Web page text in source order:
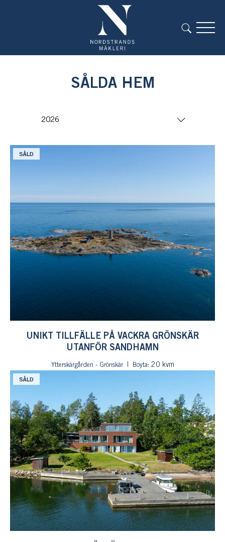
SÅLDA HEM
SÅLD
UNIKT TILLFÄLLE PÅ VACKRA GRÖNSKÄR
UTANFÖR SANDHAMN
Ytterskärgården - Grönskär Boyta: 20 kvm
SÅLD